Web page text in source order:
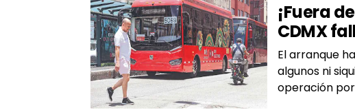
¡Fuera
CDMX
El arranque
algunos ni
operación